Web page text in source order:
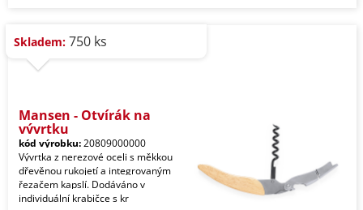
Skladem: 750 ks
Mansen - Otvírák na
vývrtku
kód výrobku:20809000000
Vývrtka z nerezové oceli s měkkou
dřevěnou rukojetí a integrovaným
řezačem kapslí. Dodáváno v
individuální krabičce s kr